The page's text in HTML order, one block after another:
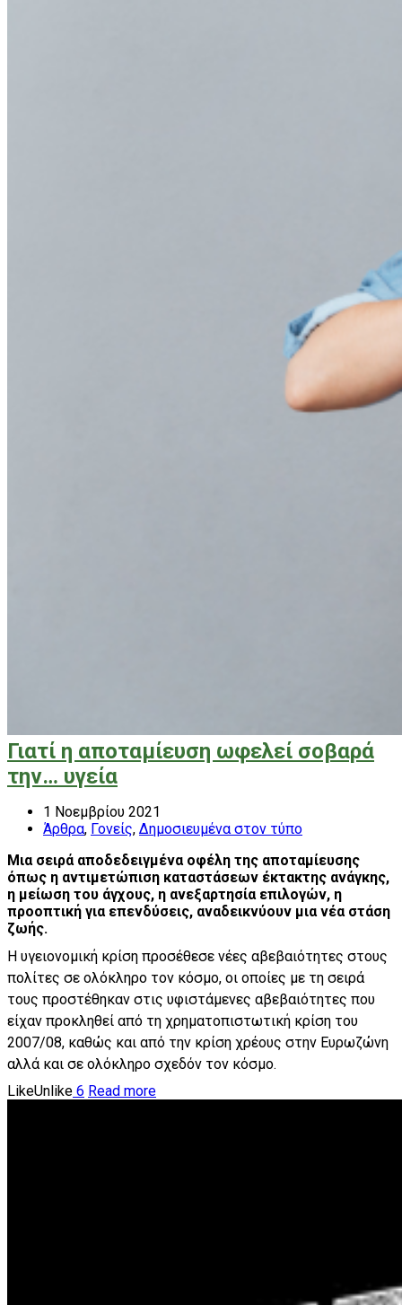
Γιατί η αποταμίευση ωφελεί σοβαρά
την… υγεία
1 Νοεμβρίου 2021
Άρθρα, Γονείς, Δημοσιευμένα στον τύπο
Μια σειρά αποδεδειγμένα οφέλη της αποταμίευσης
όπως η αντιμετώπιση καταστάσεων έκτακτης ανάγκης,
η μείωση του άγχους, η ανεξαρτησία επιλογών, η
προοπτική για επενδύσεις, αναδεικνύουν μια νέα στάση
ζωής.
Η υγειονομική κρίση προσέθεσε νέες αβεβαιότητες στους
πολίτες σε ολόκληρο τον κόσμο, οι οποίες με τη σειρά
τους προστέθηκαν στις υφιστάμενες αβεβαιότητες που
είχαν προκληθεί από τη χρηματοπιστωτική κρίση του
2007/08, καθώς και από την κρίση χρέους στην Ευρωζώνη
αλλά και σε ολόκληρο σχεδόν τον κόσμο.
LikeUnlike 6 Read more